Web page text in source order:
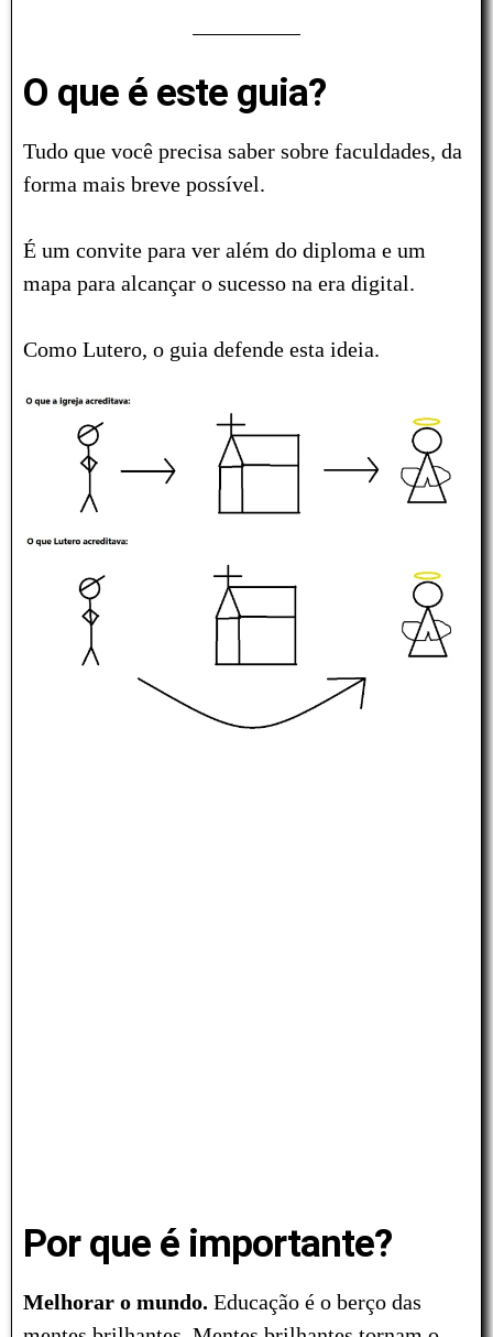
O que é este guia?
Tudo que você precisa saber sobre faculdades, da
forma mais breve possível.
É um convite para ver além do diploma e um
mapa para alcançar o sucesso na era digital.
Como Lutero, o guia defende esta ideia.
Por que é importante?
Melhorar o mundo. Educação é o berço das